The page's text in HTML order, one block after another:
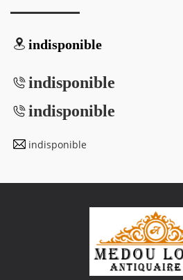
indisponible
indisponible
indisponible
indisponible